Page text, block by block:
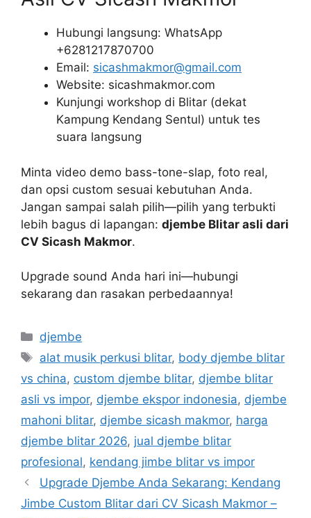
Hubungi langsung: WhatsApp
+6281217870700
Email: sicashmakmor@gmail.com
Website: sicashmakmor.com
Kunjungi workshop di Blitar (dekat
Kampung Kendang Sentul) untuk tes
suara langsung
Minta video demo bass-tone-slap, foto real,
dan opsi custom sesuai kebutuhan Anda.
Jangan sampai salah pilih—pilih yang terbukti
lebih bagus di lapangan: djembe Blitar asli dari
CV Sicash Makmor.
Upgrade sound Anda hari ini—hubungi
sekarang dan rasakan perbedaannya!
Categories
djembe
Tags
alat musik perkusi blitar, body djembe blitar
vs china, custom djembe blitar, djembe blitar
asli vs impor, djembe ekspor indonesia, djembe
mahoni blitar, djembe sicash makmor, harga
djembe blitar 2026, jual djembe blitar
profesional, kendang jimbe blitar vs impor
Upgrade Djembe Anda Sekarang: Kendang
Jimbe Custom Blitar dari CV Sicash Makmor –